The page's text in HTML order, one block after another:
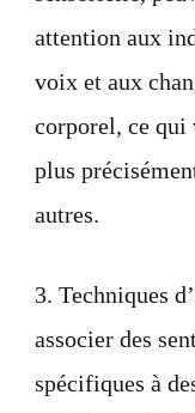
attention aux
voix et aux
corporel, ce qui
plus
autres.
3. Techniques
associer des
spécifiques à